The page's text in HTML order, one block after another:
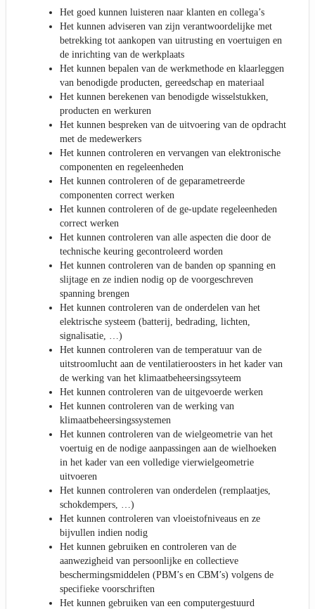
Het goed kunnen luisteren naar klanten en collega’s
Het kunnen adviseren van zijn verantwoordelijke met
betrekking tot aankopen van uitrusting en voertuigen en
de inrichting van de werkplaats
Het kunnen bepalen van de werkmethode en klaarleggen
van benodigde producten, gereedschap en materiaal
Het kunnen berekenen van benodigde wisselstukken,
producten en werkuren
Het kunnen bespreken van de uitvoering van de opdracht
met de medewerkers
Het kunnen controleren en vervangen van elektronische
componenten en regeleenheden
Het kunnen controleren of de geparametreerde
componenten correct werken
Het kunnen controleren of de ge-update regeleenheden
correct werken
Het kunnen controleren van alle aspecten die door de
technische keuring gecontroleerd worden
Het kunnen controleren van de banden op spanning en
slijtage en ze indien nodig op de voorgeschreven
spanning brengen
Het kunnen controleren van de onderdelen van het
elektrische systeem (batterij, bedrading, lichten,
signalisatie, …)
Het kunnen controleren van de temperatuur van de
uitstroomlucht aan de ventilatieroosters in het kader van
de werking van het klimaatbeheersingssyteem
Het kunnen controleren van de uitgevoerde werken
Het kunnen controleren van de werking van
klimaatbeheersingssystemen
Het kunnen controleren van de wielgeometrie van het
voertuig en de nodige aanpassingen aan de wielhoeken
in het kader van een volledige vierwielgeometrie
uitvoeren
Het kunnen controleren van onderdelen (remplaatjes,
schokdempers, …)
Het kunnen controleren van vloeistofniveaus en ze
bijvullen indien nodig
Het kunnen gebruiken en controleren van de
aanwezigheid van persoonlijke en collectieve
beschermingsmiddelen (PBM’s en CBM’s) volgens de
specifieke voorschriften
Het kunnen gebruiken van een computergestuurd